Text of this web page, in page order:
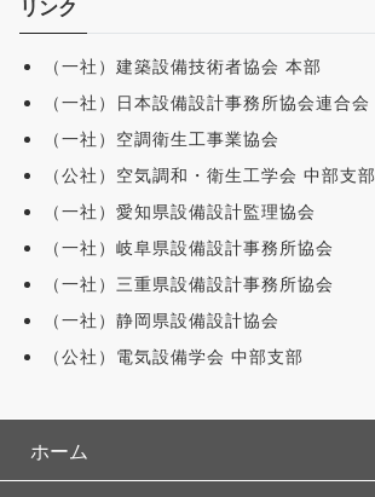
リンク
（一社）建築設備技術者協会 本部
（一社）日本設備設計事務所協会連合会
（一社）空調衛生工事業協会
（公社）空気調和・衛生工学会 中部支部
（一社）愛知県設備設計監理協会
（一社）岐阜県設備設計事務所協会
（一社）三重県設備設計事務所協会
（一社）静岡県設備設計協会
（公社）電気設備学会 中部支部
ホーム